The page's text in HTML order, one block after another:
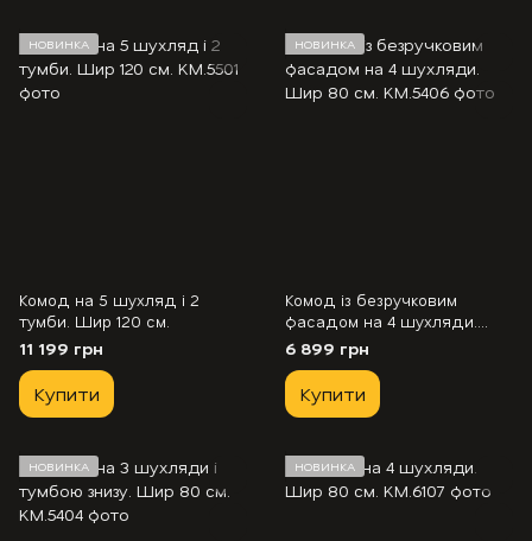
НОВИНКА
Комод на 5 шухляд і 2
тумби. Шир 120 см.
11 199 грн
Купити
НОВИНКА
Комод із безручковим
фасадом на 4 шухляди.
Шир 80 см.
6 899 грн
Купити
НОВИНКА НОВИНКА